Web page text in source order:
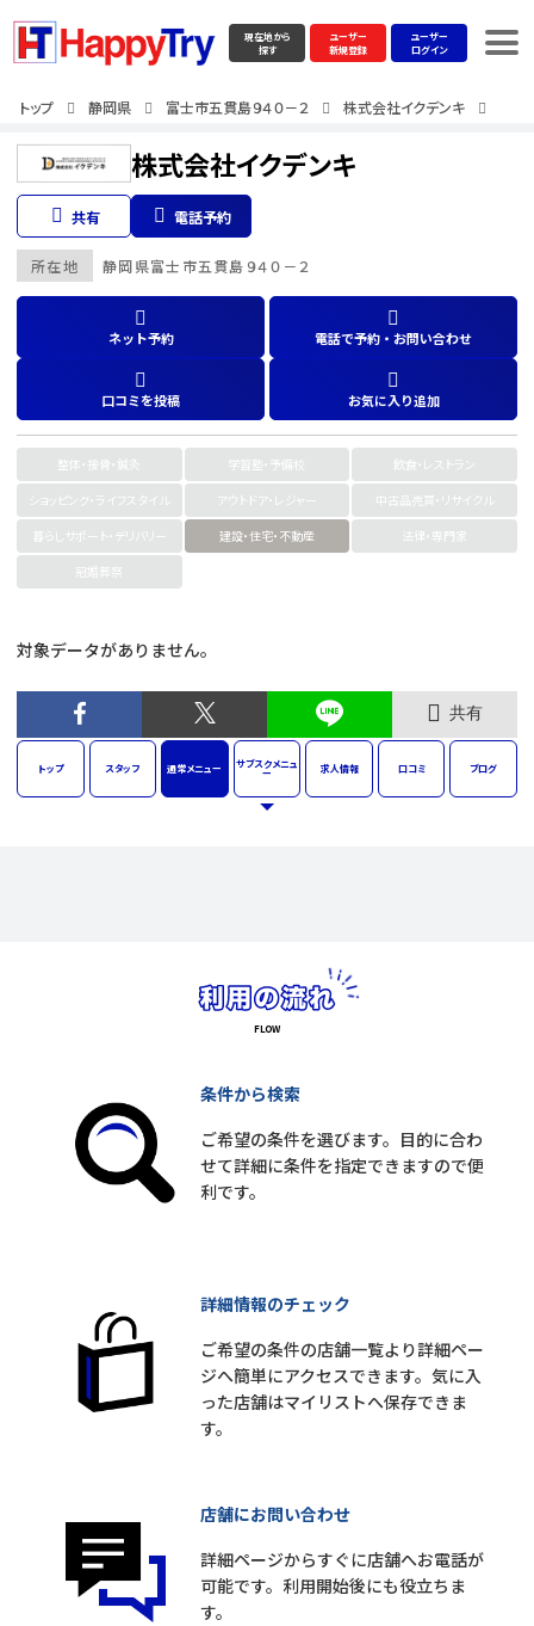
現在地から
探す
ユーザー
新規登録
ユーザー
ログイン
トップ 静岡県 富士市五貫島９４０－２ 株式会社イクデンキ
株式会社イクデンキ
共有 電話予約
所在地 静岡県富士市五貫島９４０－２
ネット予約 電話で予約・お問い合わせ
口コミを投稿 お気に入り追加
整体・接骨・鍼灸 学習塾・予備校
飲食・レストラン
ショッピング・ライフスタイル
アウトドア・レジャー
中古品売買・リサイクル
暮らしサポート・デリバリー
建設・住宅・不動産
法律・専門家
冠婚葬祭
対象データがありません。
共有
トップ スタッフ 通常メニュー サブスクメニュ
ー 求人情報 口コミ ブログ
条件から検索
ご希望の条件を選びます。目的に合わ
せて詳細に条件を指定できますので便
利です。
詳細情報のチェック
ご希望の条件の店舗一覧より詳細ペー
ジへ簡単にアクセスできます。気に入
った店舗はマイリストへ保存できま
す。
店舗にお問い合わせ
詳細ページからすぐに店舗へお電話が
可能です。利用開始後にも役立ちま
す。